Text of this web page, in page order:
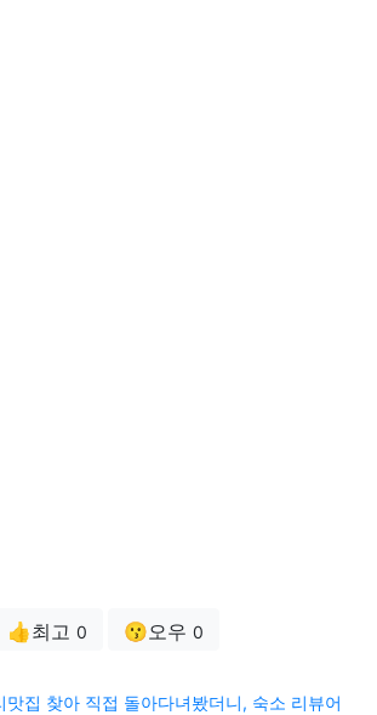
👍최고 0 😗오우 0
맛집 찾아 직접 돌아다녀봤더니, 숙소 리뷰어